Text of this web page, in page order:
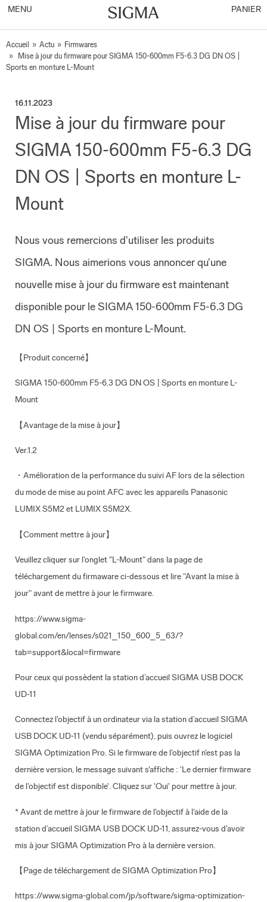
MENU PANIER
Accueil » Actu » Firmwares
»
Mise à jour du firmware pour SIGMA 150-600mm F5-6.3 DG DN OS |
Sports en monture L-Mount
16.11.2023
Mise à jour du firmware pour
SIGMA 150-600mm F5-6.3 DG
DN OS | Sports en monture L-
Mount
Nous vous remercions d'utiliser les produits
SIGMA. Nous aimerions vous annoncer qu'une
nouvelle mise à jour du firmware est maintenant
disponible pour le SIGMA 150-600mm F5-6.3 DG
DN OS | Sports en monture L-Mount.
【Produit concerné】
SIGMA 150-600mm F5-6.3 DG DN OS | Sports en monture L-
Mount
【Avantage de la mise à jour】
Ver.1.2
・Amélioration de la performance du suivi AF lors de la sélection
du mode de mise au point AFC avec les appareils Panasonic
LUMIX S5M2 et LUMIX S5M2X.
【Comment mettre à jour】
Veuillez cliquer sur l'onglet "L-Mount" dans la page de
téléchargement du firmaware ci-dessous et lire "Avant la mise à
jour" avant de mettre à jour le firmware.
https://www.sigma-
global.com/en/lenses/s021_150_600_5_63/?
tab=support&local=firmware
Pour ceux qui possèdent la station d’accueil SIGMA USB DOCK
UD-11
Connectez l'objectif à un ordinateur via la station d’accueil SIGMA
USB DOCK UD-11 (vendu séparément), puis ouvrez le logiciel
SIGMA Optimization Pro. Si le firmware de l'objectif n'est pas la
dernière version, le message suivant s'affiche : 'Le dernier firmware
de l'objectif est disponible'. Cliquez sur 'Oui' pour mettre à jour.
* Avant de mettre à jour le firmware de l'objectif à l'aide de la
station d’accueil SIGMA USB DOCK UD-11, assurez-vous d'avoir
mis à jour SIGMA Optimization Pro à la dernière version.
【Page de téléchargement de SIGMA Optimization Pro】
https://www.sigma-global.com/jp/software/sigma-optimization-